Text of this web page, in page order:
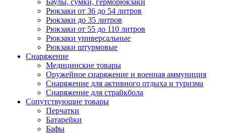
Баулы, сумки, герморюкзаки
Рюкзаки от 36 до 54 литров
Рюкзаки до 35 литров
Рюкзаки от 55 до 110 литров
Рюкзаки универсальные
Рюкзаки штурмовые
Снаряжение
Медицинские товары
Оружейное снаряжение и военная аммуниция
Снаряжение для активного отдыха и туризма
Снаряжение для страйкбола
Сопутствующие товары
Перчатки
Батарейки
Бафы